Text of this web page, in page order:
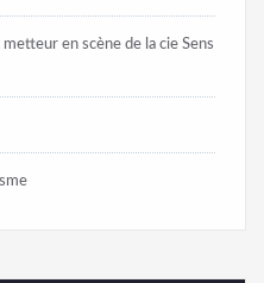
en scène de la cie Sens